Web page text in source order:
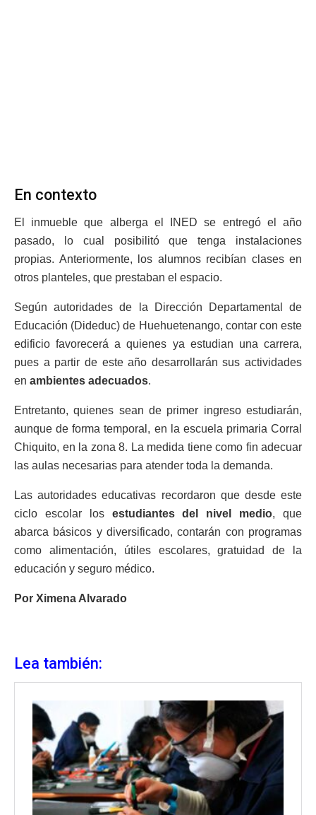
En contexto
El inmueble que alberga el INED se entregó el año
pasado, lo cual posibilitó que tenga instalaciones
propias. Anteriormente, los alumnos recibían clases en
otros planteles, que prestaban el espacio.
Según autoridades de la Dirección Departamental de
Educación (Dideduc) de Huehuetenango, contar con este
edificio favorecerá a quienes ya estudian una carrera,
pues a partir de este año desarrollarán sus actividades
en ambientes adecuados.
Entretanto, quienes sean de primer ingreso estudiarán,
aunque de forma temporal, en la escuela primaria Corral
Chiquito, en la zona 8. La medida tiene como fin adecuar
las aulas necesarias para atender toda la demanda.
Las autoridades educativas recordaron que desde este
ciclo escolar los estudiantes del nivel medio, que
abarca básicos y diversificado, contarán con programas
como alimentación, útiles escolares, gratuidad de la
educación y seguro médico.
Por Ximena Alvarado
Lea también: